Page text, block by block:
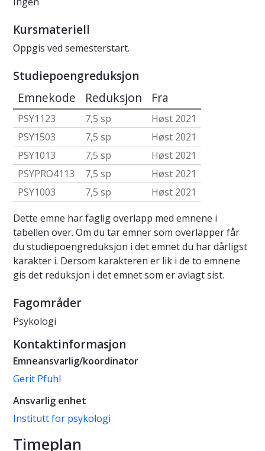
Kursmateriell
Oppgis ved semesterstart.
Studiepoengreduksjon
Emnekode Reduksjon Fra
PSY1123 7,5 sp
Høst 2021
PSY1503
7,5 sp
Høst 2021
PSY1013
7,5 sp
Høst 2021
PSYPRO4113
7,5 sp
Høst 2021
PSY1003
7,5 sp
Høst 2021
Dette emne har faglig overlapp med emnene i
tabellen over. Om du tar emner som overlapper får
du studiepoengreduksjon i det emnet du har dårligst
karakter i. Dersom karakteren er lik i de to emnene
gis det reduksjon i det emnet som er avlagt sist.
Fagområder
Psykologi
Kontaktinformasjon
Emneansvarlig/koordinator
Gerit Pfuhl
Ansvarlig enhet
Institutt for psykologi
Timeplan